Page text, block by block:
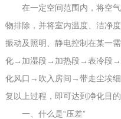
在一定空间范围内，将空气
物排除，并将室内温度、洁净
振动及照明、静电控制在某一
化→加湿段→加热段→表冷段
化风口→吹入房间→带走尘埃
复以上过程，即可达到净化目的
一、什么是“压差”